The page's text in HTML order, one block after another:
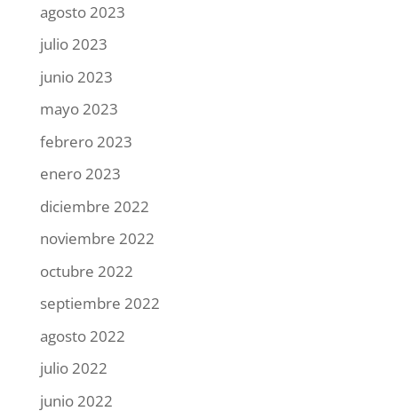
agosto 2023
julio 2023
junio 2023
mayo 2023
febrero 2023
enero 2023
diciembre 2022
noviembre 2022
octubre 2022
septiembre 2022
agosto 2022
julio 2022
junio 2022